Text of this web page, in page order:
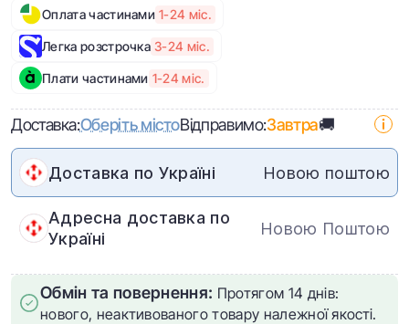
Оплата частинами 1-24 міс.
Легка розстрочка 3-24 міс.
Плати частинами 1-24 міс.
Доставка:Оберіть містоВідправимо:Завтра🚚
Доставка по Україні Новою поштою
Адресна доставка по
Україні
Новою Поштою
Обмін та повернення: Протягом 14 днів:
нового, неактивованого товару належної якості.